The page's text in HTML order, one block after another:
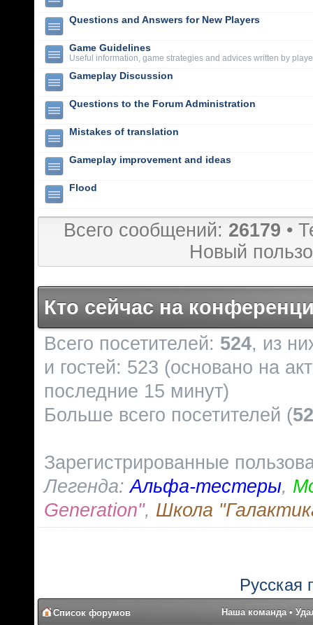
Questions and Answers for New Players
Game Guidelines
Useful information, game strategies and advices written by
Gameplay Discussion
Questions to the Forum Administration
Mistakes of translation
Gameplay improvement and ideas
Flood
Всего сообщений: 26179 •
Новый
Кто сейчас на
Всего посетителей: 524, из
и гостей: 523 (основано на
последние 15 минут)
Больше всего посетителей (
Зарегистрированные
Легенда:Альфа-тестеры,
Generation", Школа
Русская
Список форумов Наша команда•